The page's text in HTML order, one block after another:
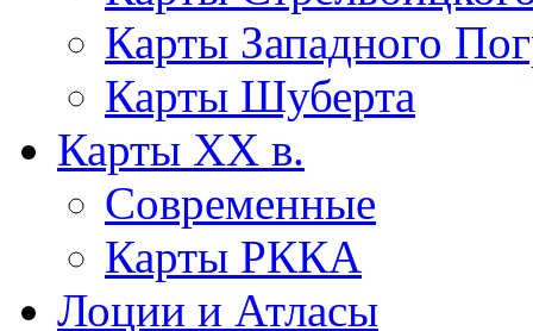
Карты Западного
Карты Шуберта
Карты XX в.
Современные
Карты РККА
Лоции и Атласы